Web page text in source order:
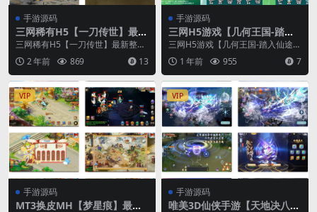
手游源码
三网稀有H5【一刀传世】最新
整理linux手工端+架设教程
三网稀有H5【一刀传世】最新整理l
inux手工端+架设教程
2 年前 869 13
手游源码
三网H5游戏【几何王国-踏入
仙途H5跨服版】最新整理单机
一键即玩镜像端+Linux手工服
务端+安卓+管理后台+详细搭
建教程
三网H5游戏【几何王国-踏入仙途H
5跨服版】最新整理单机一键即玩镜
像端+Linu...
1 年前 955 7
VIP
手游源码
MT3换皮MH【梦星痕】最新
VIP
手游源码
唯美3D仙侠手游【天地决八职